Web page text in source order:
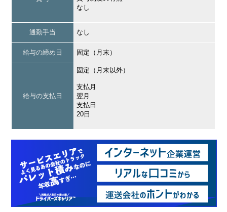
なし
通勤手当 なし
給与の締め日 固定（月末）
給与の支払日
固定（月末以外）
支払月
翌月
支払日
20日